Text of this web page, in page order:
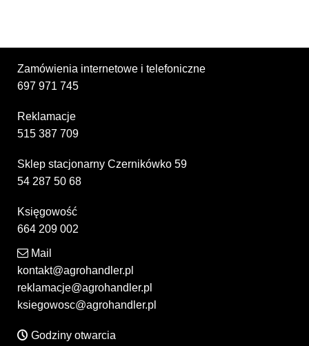
Zamówienia internetowe i telefoniczne
697 971 745
Reklamacje
515 387 709
Sklep stacjonarny Czernikówko 59
54 287 50 68
Księgowość
664 209 002
Mail
kontakt@agrohandler.pl
reklamacje@agrohandler.pl
ksiegowosc@agrohandler.pl
Godziny otwarcia